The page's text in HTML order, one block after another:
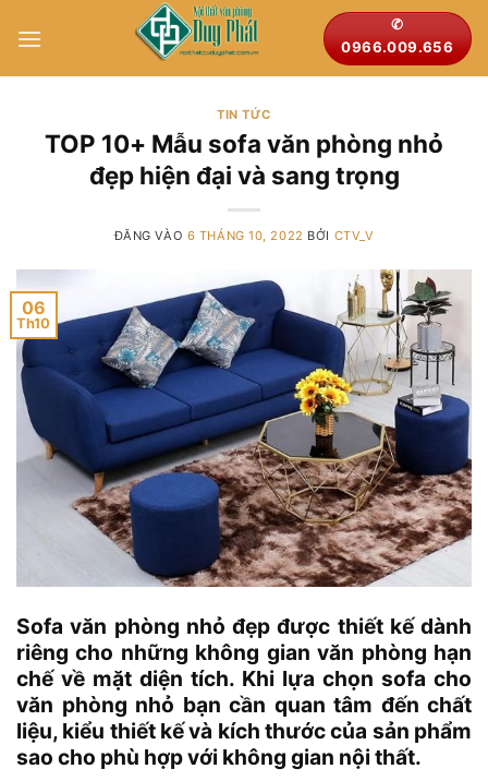
qua
✆
0966.009.656
TIN TỨC
TOP 10+ Mẫu sofa văn phòng nhỏ
đẹp hiện đại và sang trọng
ĐĂNG VÀO 6 THÁNG 10, 2022 BỞI CTV_V
06
Th10
Sofa văn phòng nhỏ đẹp được thiết kế dành
riêng cho những không gian văn phòng hạn
chế về mặt diện tích. Khi lựa chọn sofa cho
văn phòng nhỏ bạn cần quan tâm đến chất
liệu, kiểu thiết kế và kích thước của sản phẩm
sao cho phù hợp với không gian nội thất.